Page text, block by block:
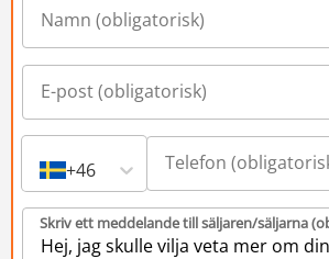
+46
Skriv ett meddelande till säljaren/säljarna